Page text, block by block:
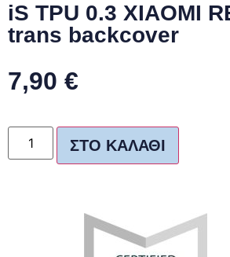
iS TPU 0.3 XIAOMI
trans backcover
7,90 €
ΣΤΟ ΚΑΛΆΘΙ